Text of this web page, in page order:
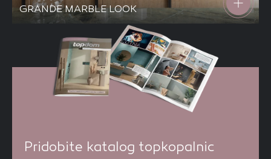
GRANDE MARBLE LOOK
Pridobite katalog topkopalnic